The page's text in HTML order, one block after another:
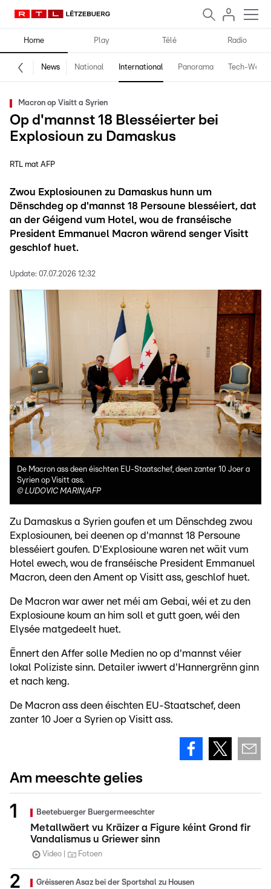
Home Play Télé Radio
News National International Panorama Tech-World
Macron op Visitt a Syrien
Op d'mannst 18 Blesséierter bei
Explosioun zu Damaskus
RTL mat AFP
Zwou Explosiounen zu Damaskus hunn um
Dënschdeg op d'mannst 18 Persoune blesséiert, dat
an der Géigend vum Hotel, wou de franséische
President Emmanuel Macron wärend senger Visitt
geschlof huet.
Update: 07.07.2026 12:32
De Macron ass deen éischten EU-Staatschef, deen zanter 10 Joer a
Syrien op Visitt ass.
© LUDOVIC MARIN/AFP
Zu Damaskus a Syrien goufen et um Dënschdeg zwou
Explosiounen, bei deenen op d'mannst 18 Persoune
blesséiert goufen. D'Explosioune waren net wäit vum
Hotel ewech, wou de franséische President Emmanuel
Macron, deen den Ament op Visitt ass, geschlof huet.
De Macron war awer net méi am Gebai, wéi et zu den
Explosioune koum an him soll et gutt goen, wéi den
Elysée matgedeelt huet.
Ënnert den Affer solle Medien no op d'mannst véier
lokal Poliziste sinn. Detailer iwwert d'Hannergrënn ginn
et nach keng.
De Macron ass deen éischten EU-Staatschef, deen
zanter 10 Joer a Syrien op Visitt ass.
Am meeschte gelies
Beetebuerger Buergermeeschter
Metallwäert vu Kräizer a Figure kéint Grond fir
Vandalismus u Griewer sinn
Video Fotoen
Gréisseren Asaz bei der Sportshal zu Housen